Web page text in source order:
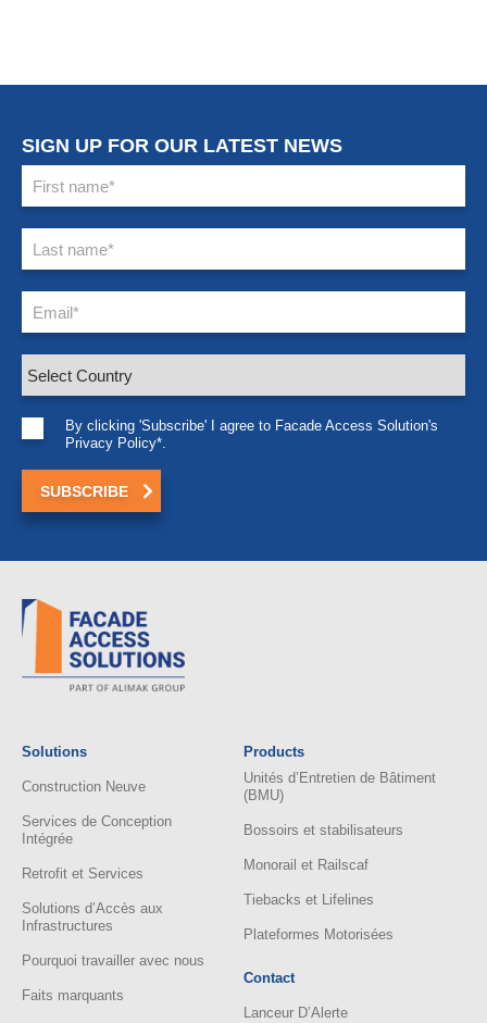
SIGN UP FOR OUR LATEST NEWS
By clicking 'Subscribe' I agree to Facade Access Solution's
Privacy Policy*.
Solutions
Construction Neuve
Services de Conception
Intégrée
Retrofit et Services
Solutions d’Accès aux
Infrastructures
Pourquoi travailler avec nous
Faits marquants
Products
Unités d’Entretien de Bâtiment
(BMU)
Bossoirs et stabilisateurs
Monorail et Railscaf
Tiebacks et Lifelines
Plateformes Motorisées
Contact
Lanceur D’Alerte